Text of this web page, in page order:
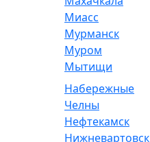
Миасс
Мурманск
Муром
Мытищи
Набережные
Челны
Нефтекамск
Нижневартовск